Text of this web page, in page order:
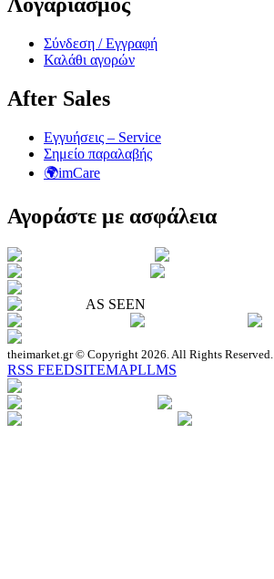
Σύνδεση / Εγγραφή
Καλάθι αγορών
After Sales
Εγγυήσεις – Service
Σημείο παραλαβής
🌍imCare
Αγοράστε με ασφάλεια
AS SEEN
theimarket.gr © Copyright 2026. All Rights Reserved.
RSS FEEDSITEMAPLLMS